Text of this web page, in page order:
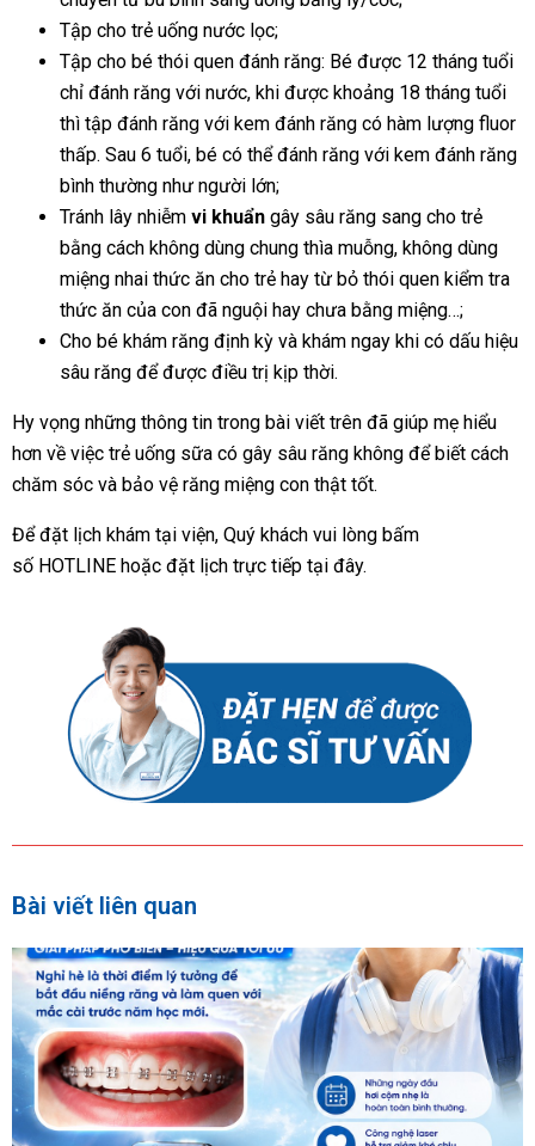
Tập cho trẻ uống nước lọc;
Tập cho bé thói quen đánh răng: Bé được 12 tháng tuổi
chỉ đánh răng với nước, khi được khoảng 18 tháng tuổi
thì tập đánh răng với kem đánh răng có hàm lượng fluor
thấp. Sau 6 tuổi, bé có thể đánh răng với kem đánh răng
bình thường như người lớn;
Tránh lây nhiễm vi khuẩn gây sâu răng sang cho trẻ
bằng cách không dùng chung thìa muỗng, không dùng
miệng nhai thức ăn cho trẻ hay từ bỏ thói quen kiểm tra
thức ăn của con đã nguội hay chưa bằng miệng…;
Cho bé khám răng định kỳ và khám ngay khi có dấu hiệu
sâu răng để được điều trị kịp thời.
Hy vọng những thông tin trong bài viết trên đã giúp mẹ hiểu
hơn về việc trẻ uống sữa có gây sâu răng không để biết cách
chăm sóc và bảo vệ răng miệng con thật tốt.
Để đặt lịch khám tại viện, Quý khách vui lòng bấm
số HOTLINE hoặc đặt lịch trực tiếp tại đây.
Bài viết liên quan